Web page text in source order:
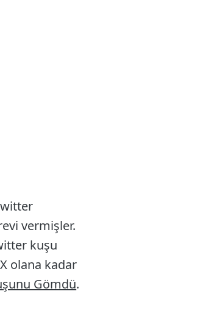
vermişler.
kuşu
olana kadar
Gömdü.